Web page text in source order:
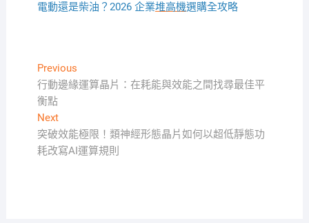
電動還是柴油？2026 企業堆高機選購全攻略
文
章
導
覽
PreviousPrevious
post:
行動邊緣運算晶片：在耗能與效能之間找尋最佳平
衡點
NextNext
post:
突破效能極限！類神經形態晶片如何以超低靜態功
耗改寫AI運算規則